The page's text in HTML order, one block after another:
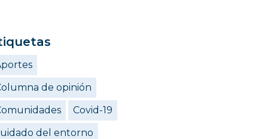
de opinión
Covid-19
del entorno